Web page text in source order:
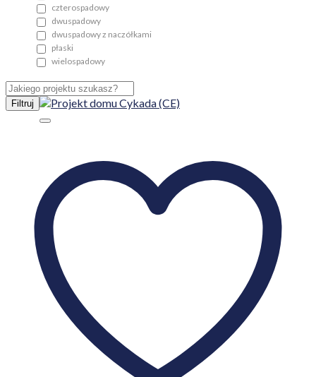
czterospadowy
dwuspadowy
dwuspadowy z naczółkami
płaski
wielospadowy
Filtruj